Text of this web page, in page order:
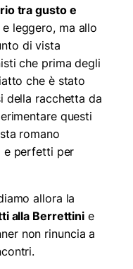
tra gusto e
leggero, ma allo
di vista
che prima degli
che è stato
della racchetta da
questi
romano
e perfetti per
allora la
alla Berrettini e
non rinuncia a